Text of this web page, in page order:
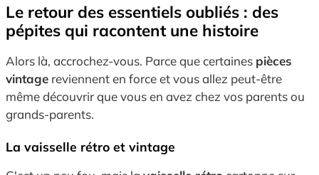
Le retour des essentiels oubliés : des
pépites qui racontent une histoire
Alors là, accrochez-vous. Parce que certaines pièces
vintage reviennent en force et vous allez peut-être
même découvrir que vous en avez chez vos parents ou
grands-parents.
La vaisselle rétro et vintage